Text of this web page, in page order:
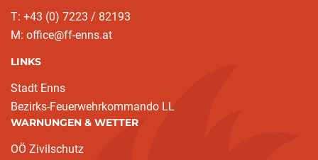
T: +43 (0) 7223 / 82193
M: office@ff-enns.at
LINKS
Stadt Enns
Bezirks-Feuerwehrkommando LL
WARNUNGEN & WETTER
OÖ Zivilschutz